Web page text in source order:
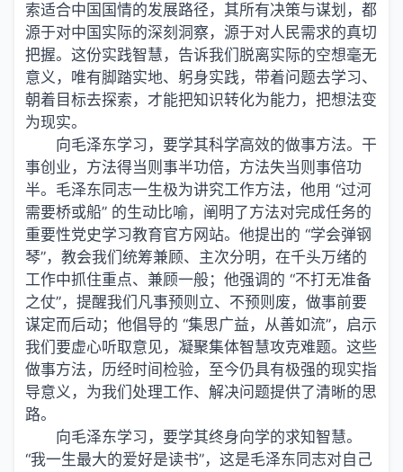
索适合中国国情的发展路径，其所有决策与谋划，都
源于对中国实际的深刻洞察，源于对人民需求的真切
把握。这份实践智慧，告诉我们脱离实际的空想毫无
意义，唯有脚踏实地、躬身实践，带着问题去学习、
朝着目标去探索，才能把知识转化为能力，把想法变
为现实。
向毛泽东学习，要学其科学高效的做事方法。干
事创业，方法得当则事半功倍，方法失当则事倍功
半。毛泽东同志一生极为讲究工作方法，他用 “过河
需要桥或船” 的生动比喻，阐明了方法对完成任务的
重要性党史学习教育官方网站。他提出的 “学会弹钢
琴”，教会我们统筹兼顾、主次分明，在千头万绪的
工作中抓住重点、兼顾一般；他强调的 “不打无准备
之仗”，提醒我们凡事预则立、不预则废，做事前要
谋定而后动；他倡导的 “集思广益，从善如流”，启示
我们要虚心听取意见，凝聚集体智慧攻克难题。这些
做事方法，历经时间检验，至今仍具有极强的现实指
导意义，为我们处理工作、解决问题提供了清晰的思
路。
向毛泽东学习，要学其终身向学的求知智慧。
“我一生最大的爱好是读书”，这是毛泽东同志对自己